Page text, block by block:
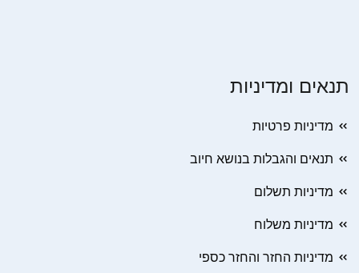
תנאים ומדיניות
מדיניות פרטיות
תנאים והגבלות בנושא חיוב
מדיניות תשלום
מדיניות משלוח
מדיניות החזר והחזר כספי